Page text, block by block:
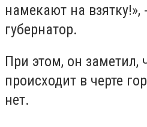
намекают на взятку!»,
губернатор.
При этом, он заметил,
происходит в черте
нет.